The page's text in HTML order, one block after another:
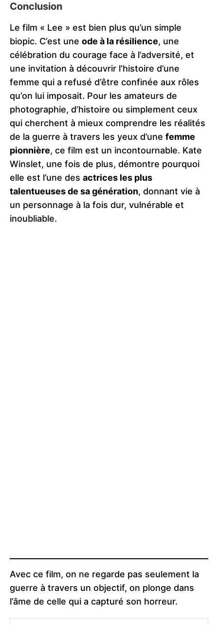
Conclusion
Le film « Lee » est bien plus qu’un simple
biopic. C’est une ode à la résilience, une
célébration du courage face à l’adversité, et
une invitation à découvrir l’histoire d’une
femme qui a refusé d’être confinée aux rôles
qu’on lui imposait. Pour les amateurs de
photographie, d’histoire ou simplement ceux
qui cherchent à mieux comprendre les réalités
de la guerre à travers les yeux d’une femme
pionnière, ce film est un incontournable. Kate
Winslet, une fois de plus, démontre pourquoi
elle est l’une des actrices les plus
talentueuses de sa génération, donnant vie à
un personnage à la fois dur, vulnérable et
inoubliable.
Avec ce film, on ne regarde pas seulement la
guerre à travers un objectif, on plonge dans
l’âme de celle qui a capturé son horreur.